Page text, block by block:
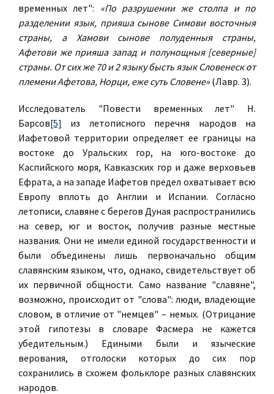
временных лет": «По разрушении же столпа и по
разделении язык, прияша сынове Симови восточныя
страны, а Хамови сынове полуденныя страны,
Афетови же прияша запад и полунощныя [северные]
страны. От сих же 70 и 2 языку бысть язык Словенеск от
племени Афетова, Норци, еже суть Словене»(Лавр. 3).
Исследователь "Повести временных лет" Н.
Барсов[5] из летописного перечня народов на
Иафетовой территории определяет ее границы на
востоке до Уральских гор, на юго-востоке до
Каспийского моря, Кавказских гор и даже верховьев
Ефрата, а на западе Иафетов предел охватывает всю
Европу вплоть до Англии и Испании. Согласно
летописи, славяне с берегов Дуная распространились
на север, юг и восток, получив разные местные
названия. Они не имели единой государственности и
были объединены лишь первоначально общим
славянским языком, что, однако, свидетельствует об
их первичной общности. Само название "славяне",
возможно, происходит от "слова": люди, владеющие
словом, в отличие от "немцев" – немых. (Отрицание
этой гипотезы в словаре Фасмера не кажется
убедительным.) Едиными были и языческие
верования, отголоски которых до сих пор
сохранились в схожем фольклоре разных славянских
народов.